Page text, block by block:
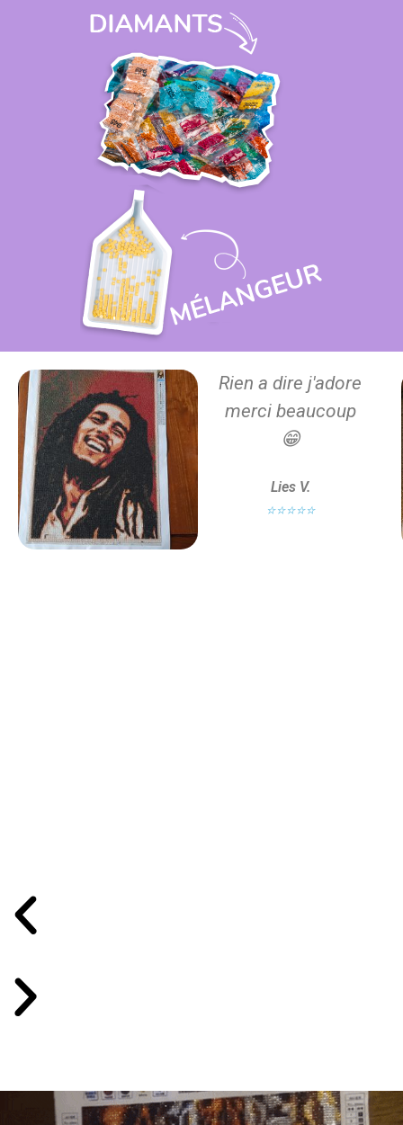
Rien a dire j'adore
merci beaucoup
😁
Lies V.
⭐⭐⭐⭐⭐